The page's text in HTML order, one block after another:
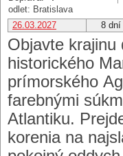
odlet: Bratislava
26.03.2027
8 dní
Objavte
historického
prímorského
farebnými
Atlantiku.
korenia na